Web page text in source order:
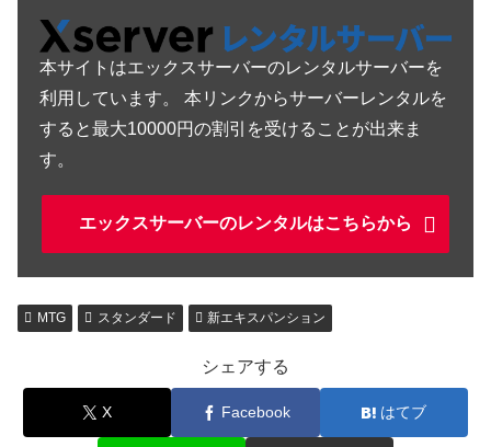
本サイトはエックスサーバーのレンタルサーバーを
利用しています。 本リンクからサーバーレンタルを
すると最大10000円の割引を受けることが出来ま
す。
エックスサーバーのレンタルはこちらから
MTG スタンダード 新エキスパンション
シェアする
X Facebook はてブ